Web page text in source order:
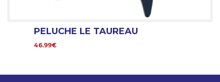
PELUCHE LE TAUREAU
46.99€